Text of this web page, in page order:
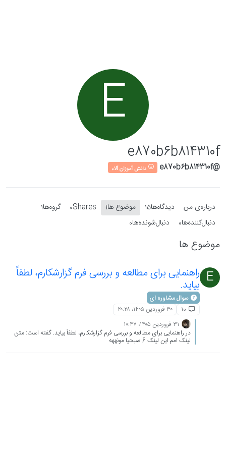
E
e870b6b814310f
@e870b6b814310f دانش آموزان آلاء
درباره‌‌ی من دیدگاه‌ها15 موضوع ها1
Shares
0 گروه‌ها1
دنبال‌کننده‌ها0 دنبال‌شونده‌ها0
موضوع ها
E راهنمایی برای مطالعه و بررسی فرم گزارشکارم، لطفاً
بیاید.
سوال مشاوره ای
10
۳۰ فروردین ۱۴۰۵،‏ ۲۰:۲۸
۳۱ فروردین ۱۴۰۵،‏ ۱۰:۴۷
در راهنمایی برای مطالعه و بررسی فرم گزارشکارم، لطفاً بیاید. گفته است: متن
لینک امم این لینک 6 صبحیا مونههه